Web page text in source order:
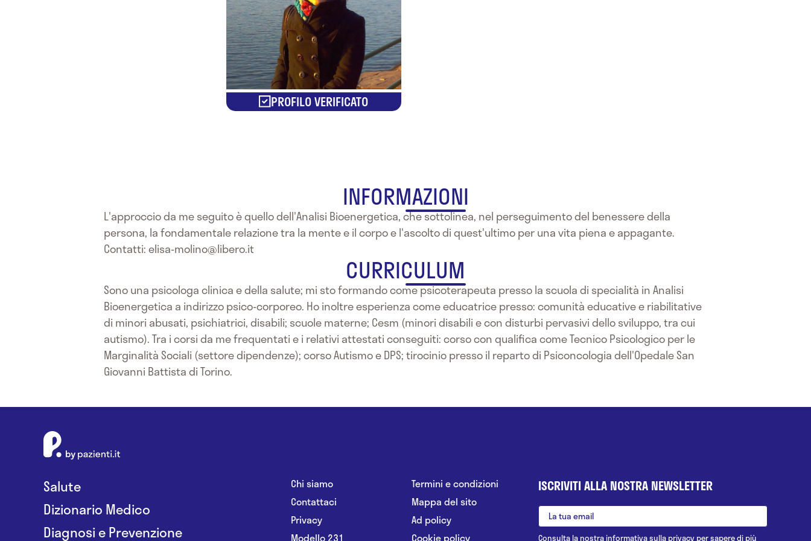
PROFILO VERIFICATO
INFORMAZIONI
L'approccio da me seguito è quello dell'Analisi Bioenergetica, che sottolinea, nel perseguimento del benessere della
persona, la fondamentale relazione tra la mente e il corpo e l'ascolto di quest'ultimo per una vita piena e appagante.
Contatti: elisa-molino@libero.it
CURRICULUM
Sono una psicologa clinica e della salute; mi sto formando come psicoterapeuta presso la scuola di specialità in Analisi
Bioenergetica a indirizzo psico-corporeo. Ho inoltre esperienza come educatrice presso: comunità educative e riabilitative
di minori abusati, psichiatrici, disabili; scuole materne; Cesm (minori disabili e con disturbi pervasivi dello sviluppo, tra cui
autismo). Tra i corsi da me frequentati e i relativi attestati conseguiti: corso con qualifica come Tecnico Psicologico per le
Marginalità Sociali (settore dipendenze); corso Autismo e DPS; tirocinio presso il reparto di Psiconcologia dell'Opedale San
Giovanni Battista di Torino.
Salute
Dizionario Medico
Diagnosi e Prevenzione
Chi siamo
Contattaci
Privacy
Modello 231
Termini e condizioni
Mappa del sito
Ad policy
Cookie policy
ISCRIVITI ALLA NOSTRA NEWSLETTER
Consulta la nostrainformativa sulla privacy per sapere di più